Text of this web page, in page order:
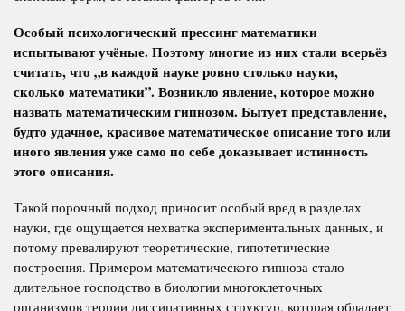
Особый психологический прессинг математики
испытывают учёные. Поэтому многие из них стали всерьёз
считать, что „в каждой науке ровно столько науки,
сколько математики”. Возникло явление, которое можно
назвать математическим гипнозом. Бытует представление,
будто удачное, красивое математическое описание того или
иного явления уже само по себе доказывает истинность
этого описания.
Такой порочный подход приносит особый вред в разделах
науки, где ощущается нехватка экспериментальных данных, и
потому превалируют теоретические, гипотетические
построения. Примером математического гипноза стало
длительное господство в биологии многоклеточных
организмов теории диссипативных структур, которая обладает